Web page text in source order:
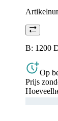
B: 1200
Op
Prijs